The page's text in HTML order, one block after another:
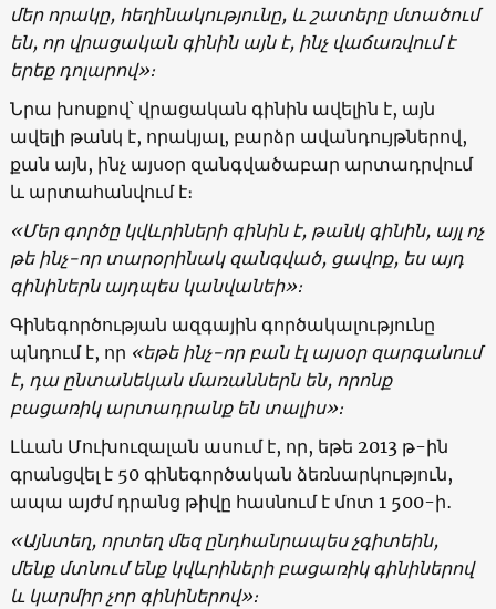
մեր որակը, հեղինակությունը, և շատերը մտածում
են, որ վրացական գինին այն է, ինչ վաճառվում է
երեք դոլարով»։
Նրա խոսքով՝ վրացական գինին ավելին է, այն
ավելի թանկ է, որակյալ, բարձր ավանդույթներով,
քան այն, ինչ այսօր զանգվածաբար արտադրվում
և արտահանվում է։
«Մեր գործը կվևրիների գինին է, թանկ գինին, այլ ոչ
թե ինչ-որ տարօրինակ զանգված, ցավոք, ես այդ
գինիներն այդպես կանվանեի»։
Գինեգործության ազգային գործակալությունը
պնդում է, որ «եթե ինչ-որ բան էլ այսօր զարգանում
է, դա ընտանեկան մառաններն են, որոնք
բացառիկ արտադրանք են տալիս»։
Լևան Մուխուզալան ասում է, որ, եթե 2013 թ-ին
գրանցվել է 50 գինեգործական ձեռնարկություն,
ապա այժմ դրանց թիվը հասնում է մոտ 1 500-ի․
«Այնտեղ, որտեղ մեզ ընդհանրապես չգիտեին,
մենք մտնում ենք կվևրիների բացառիկ գինիներով
և կարմիր չոր գինիներով»։